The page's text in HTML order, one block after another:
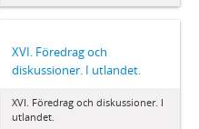
XVI. Föredrag och
diskussioner. I utlandet.
XVI. Föredrag och diskussioner. I
utlandet.